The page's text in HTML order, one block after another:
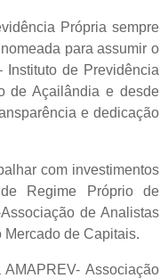
Própria sempre
para assumir o
de Previdência
de Açailândia e desde
e dedicação
com investimentos
Regime Próprio de
de Analistas
de Capitais.
Associação